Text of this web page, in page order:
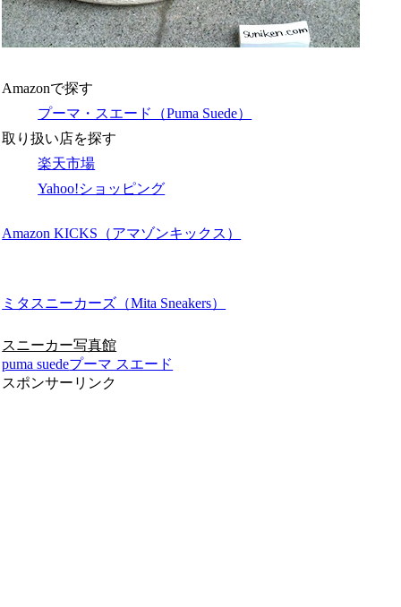
Amazonで探す
プーマ・スエード（Puma Suede）
取り扱い店を探す
楽天市場
Yahoo!ショッピング
Amazon KICKS（アマゾンキックス）
ミタスニーカーズ（Mita Sneakers）
スニーカー写真館
puma suedeプーマ スエード
スポンサーリンク